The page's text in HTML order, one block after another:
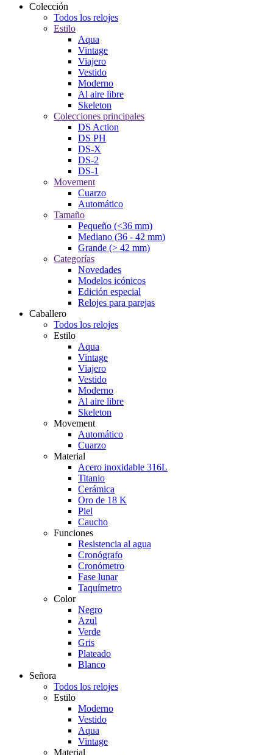
Colección
Todos los relojes
Estilo
Aqua
Vintage
Viajero
Vestido
Moderno
Al aire libre
Skeleton
Colecciones principales
DS Action
DS PH
DS-X
DS-2
DS-1
Movement
Cuarzo
Automático
Tamaño
Pequeño (<36 mm)
Mediano (36 - 42 mm)
Grande (> 42 mm)
Categorías
Novedades
Modelos icónicos
Edición especial
Relojes para parejas
Caballero
Todos los relojes
Estilo
Aqua
Vintage
Viajero
Vestido
Moderno
Al aire libre
Skeleton
Movement
Automático
Cuarzo
Material
Acero inoxidable 316L
Titanio
Cerámica
Oro de 18 K
Piel
Caucho
Funciones
Resistencia al agua
Cronógrafo
Cronómetro
Fase lunar
Taquímetro
Color
Negro
Azul
Verde
Gris
Plateado
Blanco
Señora
Todos los relojes
Estilo
Moderno
Vestido
Aqua
Vintage
Material